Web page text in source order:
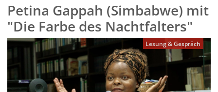
Petina Gappah (Simbabwe) mit
"Die Farbe des Nachtfalters"
Lesung & Gespräch